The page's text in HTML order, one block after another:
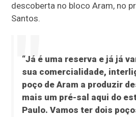
descoberta no bloco Aram, no
‌Santos.
“Já é uma reserva e já já
sua comercialidade,
poço de Aram a produzir
mais um pré-sal aqui do
Paulo. Vamos ter dois